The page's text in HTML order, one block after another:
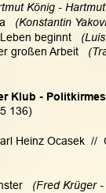
König -
(Konstantin
beginnt
großen Arbeit
Klub - Politkirmes
136)
Heinz Ocasek  //
(Fred Krüger